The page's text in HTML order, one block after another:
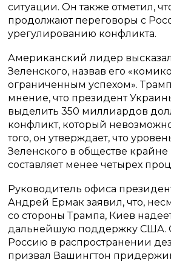
ситуации. Он также отметил,
продолжают переговоры с
урегулированию конфликта.
Американский лидер
Зеленского, назвав его
ограниченным успехом».
мнение, что президент
выделить 350 миллиардов
конфликт, который
того, он утверждает, что
Зеленского в обществе крайне
составляет менее четырех
Руководитель офиса
Андрей Ермак заявил, что,
со стороны Трампа, Киев
дальнейшую поддержку США.
Россию в распространении
призвал Вашингтон